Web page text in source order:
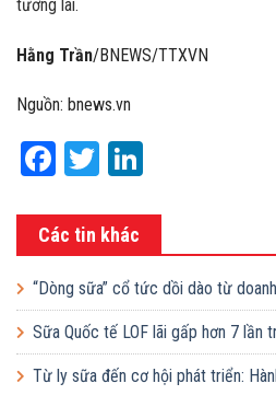
tương lai.
Hằng Trần/BNEWS/TTXVN
Nguồn: bnews.vn
Facebook
Twitter
Các tin khác
“Dòng sữa” cổ tức dồi dào từ
Sữa Quốc tế LOF lãi gấp hơn 7 lần
Từ ly sữa đến cơ hội phát triển: